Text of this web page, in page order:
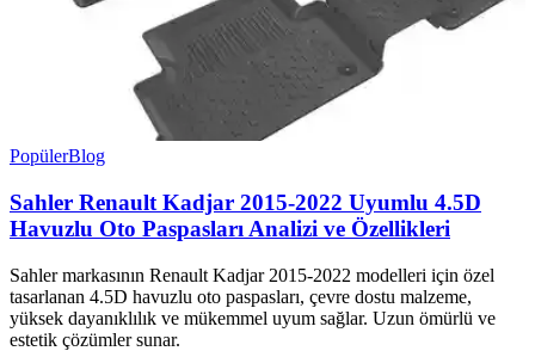
PopülerBlog
Sahler Renault Kadjar 2015-2022 Uyumlu 4.5D
Havuzlu Oto Paspasları Analizi ve Özellikleri
Sahler markasının Renault Kadjar 2015-2022 modelleri için özel
tasarlanan 4.5D havuzlu oto paspasları, çevre dostu malzeme,
yüksek dayanıklılık ve mükemmel uyum sağlar. Uzun ömürlü ve
estetik çözümler sunar.